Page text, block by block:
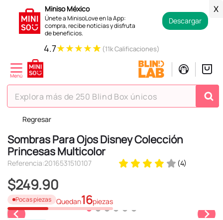
Miniso México
Únete a MinisoLove en la App:
compra, recibe noticias y disfruta
de beneficios.
Descargar
X
4.7★★★★★ (11k Calificaciones)
Explora más de 250 Blind Box únicos
Regresar
Sombras Para Ojos Disney Colección
Princesas Multicolor
Referencia:2016531510107 (4)
$249.90
Pocas piezas Quedan16piezas
TÉRMINOS MÁS BUSCADOS
1.
hello kitty
2.
spiderman
4.
osito cariñosito
5.
llaveros